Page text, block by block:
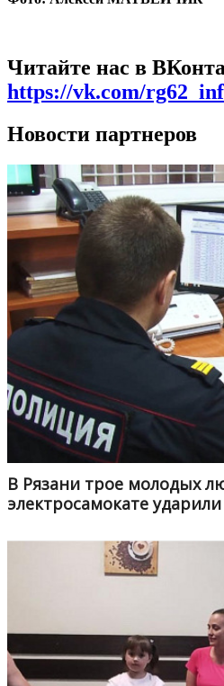
Читайте нас в
https://vk.com/
Новости партнеров
В Рязани трое молодых
электросамокате